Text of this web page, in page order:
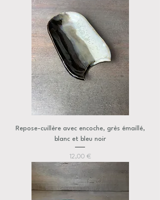
Repose-cuillère avec encoche, grès émaillé,
blanc et bleu noir
Prix
12,00 €